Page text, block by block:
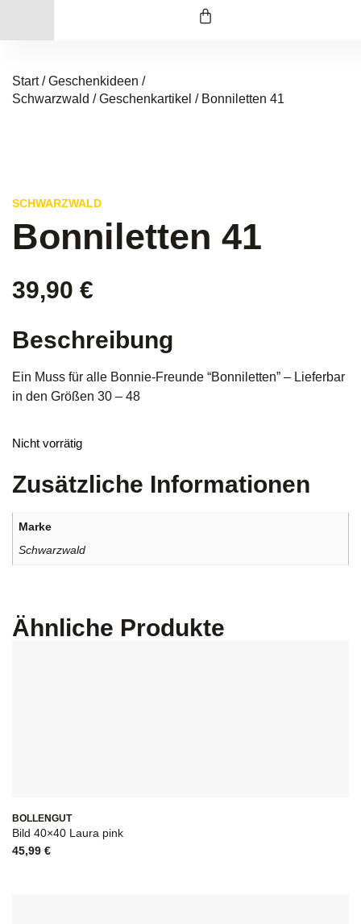
Start/Geschenkideen /
Schwarzwald /Geschenkartikel / Bonniletten 41
SCHWARZWALD
Bonniletten 41
39,90 €
Beschreibung
Ein Muss für alle Bonnie-Freunde “Bonniletten” – Lieferbar
in den Größen 30 – 48
Nicht vorrätig
Zusätzliche Informationen
Marke
Schwarzwald
Ähnliche Produkte
BOLLENGUT
Bild 40×40 Laura pink
45,99 €